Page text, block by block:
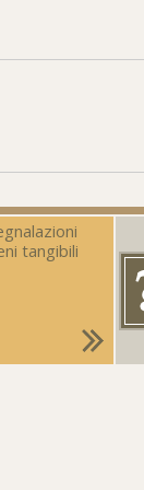
tangibili